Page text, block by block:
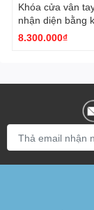
Khóa cửa vân
nhận diện bằng
mặt Viro VR-F10
8.300.000₫